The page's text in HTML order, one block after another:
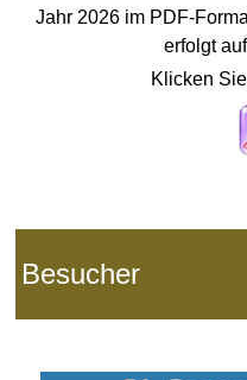
Jahr 2026 im PDF-
erfolgt
Klicken
Besucher